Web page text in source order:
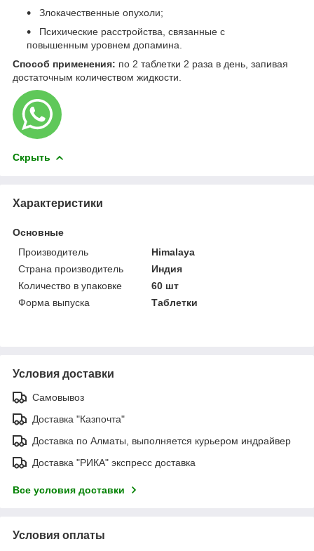
Злокачественные опухоли;
Психические расстройства, связанные с
повышенным уровнем допамина.
Способ применения: по 2 таблетки 2 раза в день, запивая
достаточным количеством жидкости.
Скрыть
Характеристики
Основные
Производитель
Himalaya
Страна производитель
Индия
Количество в упаковке
60 шт
Форма выпуска
Таблетки
Условия доставки
Самовывоз
Доставка "Казпочта"
Доставка по Алматы, выполняется курьером индрайвер
Доставка "РИКА" экспресс доставка
Все условия доставки
Условия оплаты